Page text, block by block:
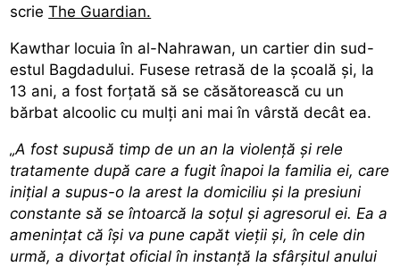
scrieThe Guardian.
Kawthar locuia în al-Nahrawan, un cartier din sud-
estul Bagdadului. Fusese retrasă de la școală și, la
13 ani, a fost forțată să se căsătorească cu un
bărbat alcoolic cu mulți ani mai în vârstă decât ea.
„A fost supusă timp de un an la violență și rele
tratamente după care a fugit înapoi la familia ei, care
inițial a supus-o la arest la domiciliu și la presiuni
constante să se întoarcă la soțul și agresorul ei. Ea a
amenințat că își va pune capăt vieții și, în cele din
urmă, a divorțat oficial în instanță la sfârșitul anului